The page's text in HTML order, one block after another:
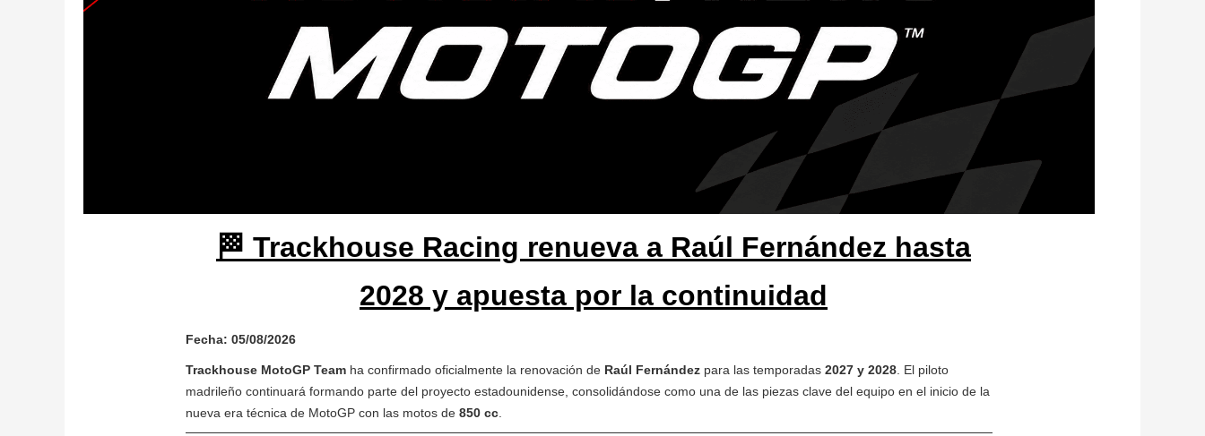
🏁 Trackhouse Racing renueva a Raúl Fernández hasta
2028 y apuesta por la continuidad
Fecha: 05/08/2026
Trackhouse MotoGP Team ha confirmado oficialmente la renovación de Raúl Fernández para las temporadas 2027 y 2028 . El piloto
madrileño continuará formando parte del proyecto estadounidense, consolidándose como una de las piezas clave del equipo en el inicio de la
nueva era técnica de MotoGP con las motos de 850 cc